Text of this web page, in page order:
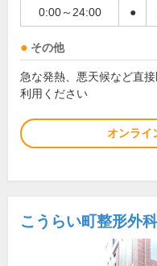
0:00～24:00 ●
その他
急な発熱、悪天候など直
利用ください
オンライ
こうらい町整形外科